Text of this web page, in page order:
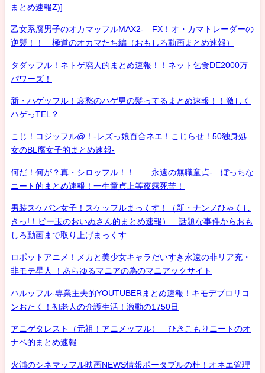
まとめ速報Z)]
乙女系腐男子のオカマッフルMAX2- FX！オ・カマトレーダーの
逆襲！！ 極道のオカマたち編（おもしろ動画まとめ速報）
タダッフル！ネトゲ廃人的まとめ速報！！ネット乞食DE2000万
パワーズ！
新・ハゲッフル！哀愁のハゲ男の髪ってるまとめ速報！！激しく
ハゲっTEL？
こじ！コジッフル@！-レズっ娘百合ネエ！こじらせ！50独身処
女のBL腐女子的まとめ速報-
何だ！何が？真・シロッフル！！ 永遠の無職童貞- ぼっちな
ニート的まとめ速報！一生童貞上等夜露死苦！
男装スケバン女子！スケッフルまっくす！（新・ナンノひゃくし
きっ!！ビー玉のおいぬさん的まとめ速報） 話題な事件からおも
しろ動画まで取り上げまっくす
ロボットアニメ！メカと美少女キャラだいすき永遠の非リア充・
非モテ星人 ！あらゆるマニアの為のマニアックサイト
ハルッフル-専業主夫的YOUTUBERまとめ速報！キモデブロリコ
ンおたく！初老人の介護生活！激動の1750日
アニゲタレスト（元祖！アニメッフル） ひきこもりニートのオ
ナベ的まとめ速報
火浦のシネマッフル映画NEWS情報ポータブルの杜！オネエ管理